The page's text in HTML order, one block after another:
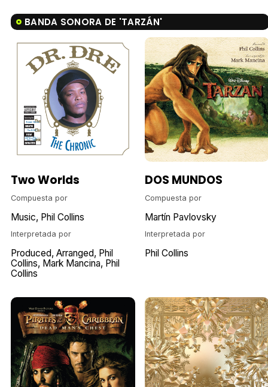
BANDA SONORA DE 'TARZÁN'
Two Worlds
Compuesta por
Music Phil Collins
Interpretada por
Produced Arranged Phil
Collins Mark Mancina Phil
Collins
DOS MUNDOS
Compuesta por
Martín Pavlovsky
Interpretada por
Phil Collins